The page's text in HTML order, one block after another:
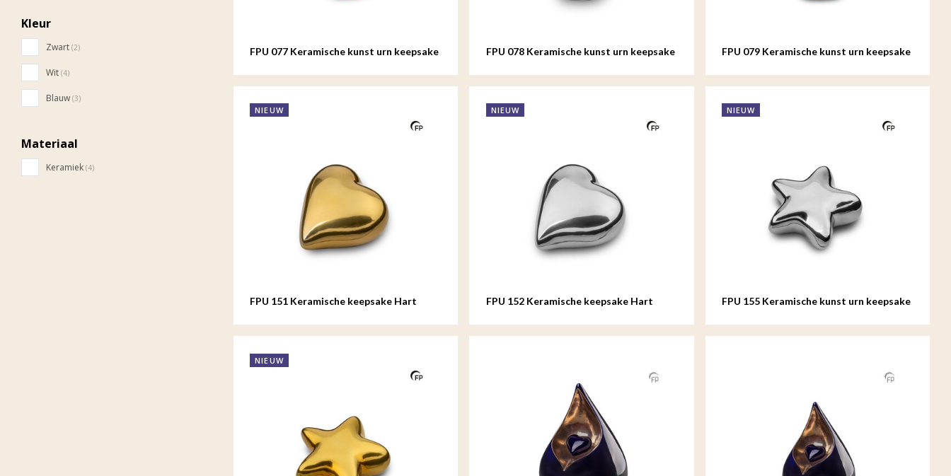
Kleur
Zwart (2)
Wit (4)
Blauw (3)
Materiaal
Keramiek (4)
FPU 077 Keramische kunst urn keepsake
FPU 078 Keramische kunst urn keepsake
FPU 079 Keramische kunst urn keepsake
NIEUW
FPU 151 Keramische keepsake Hart
NIEUW
FPU 152 Keramische keepsake Hart
NIEUW
FPU 155 Keramische kunst urn keepsake
NIEUW